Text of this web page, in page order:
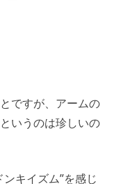
ですが、アームの
いうのは珍しいの
キイズム”を感じ